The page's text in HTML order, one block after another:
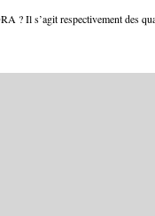
? Il s’agit respectivement des